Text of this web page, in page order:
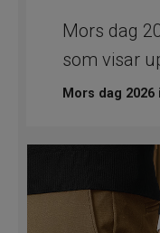
Mors dag
som visar
Mors dag